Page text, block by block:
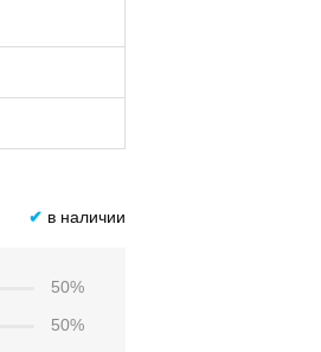
✔ в наличии
50%
50%